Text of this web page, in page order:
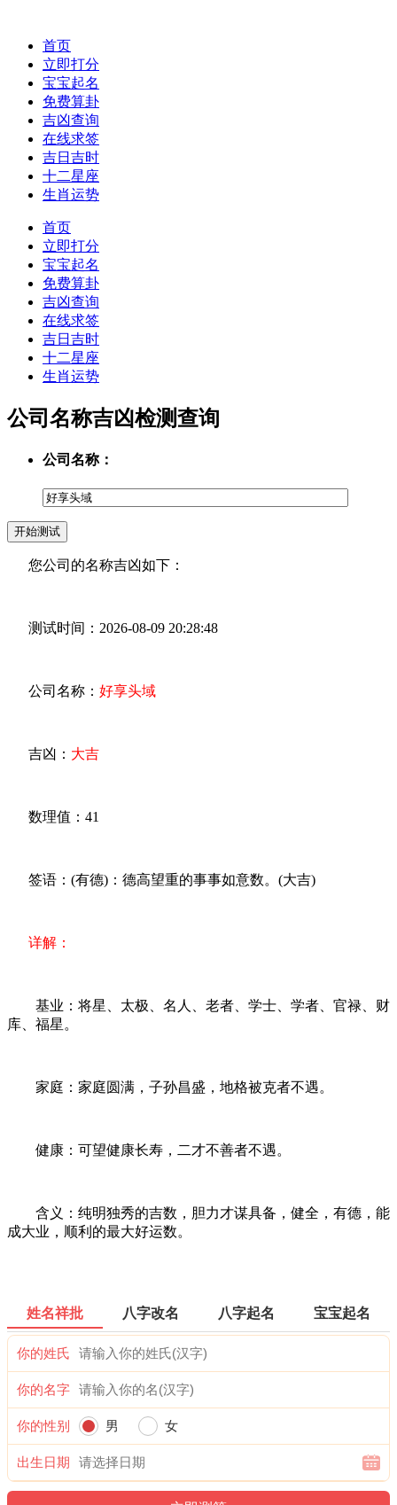
首页
立即打分
宝宝起名
免费算卦
吉凶查询
在线求签
吉日吉时
十二星座
生肖运势
首页
立即打分
宝宝起名
免费算卦
吉凶查询
在线求签
吉日吉时
十二星座
生肖运势
公司名称吉凶检测查询
公司名称：
您公司的名称吉凶如下：
测试时间：2026-08-09 20:28:48
公司名称： 好享头域
吉凶： 大吉
数理值：41
签语：(有德)：德高望重的事事如意数。(大吉)
详解：
基业：将星、太极、名人、老者、学士、学者、官禄、财
库、福星。
家庭：家庭圆满，子孙昌盛，地格被克者不遇。
健康：可望健康长寿，二才不善者不遇。
含义：纯明独秀的吉数，胆力才谋具备，健全，有德，能
成大业，顺利的最大好运数。
姓名祥批 八字改名 八字起名 宝宝起名
你的姓氏
你的名字
你的性别 男 女
出生日期